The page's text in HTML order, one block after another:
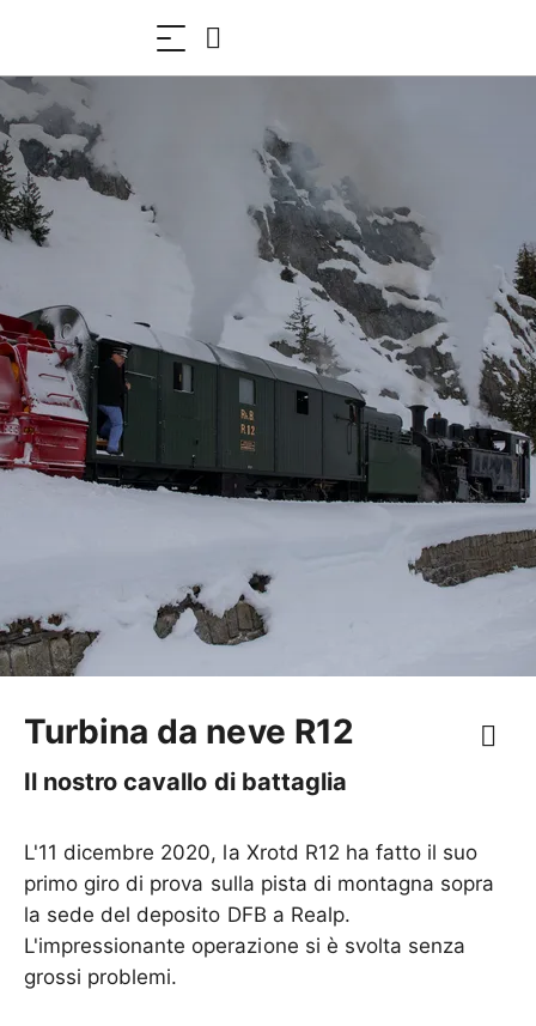
Turbina da neve R12
Il nostro cavallo di battaglia
L'11 dicembre 2020, la Xrotd R12 ha fatto il suo
primo giro di prova sulla pista di montagna sopra
la sede del deposito DFB a Realp.
L'impressionante operazione si è svolta senza
grossi problemi.